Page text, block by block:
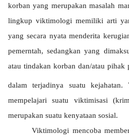
korban yang merupakan masalah
lingkup viktimologi memiliki arti
yang secara nyata menderita
pemerntah, sedangkan yang
atau tindakan korban dan/atau pihak
dalam terjadinya suatu kejahatan.
mempelajari
suatu viktimisasi
merupakan suatu kenyataan sosial.
Viktimologi mencoba